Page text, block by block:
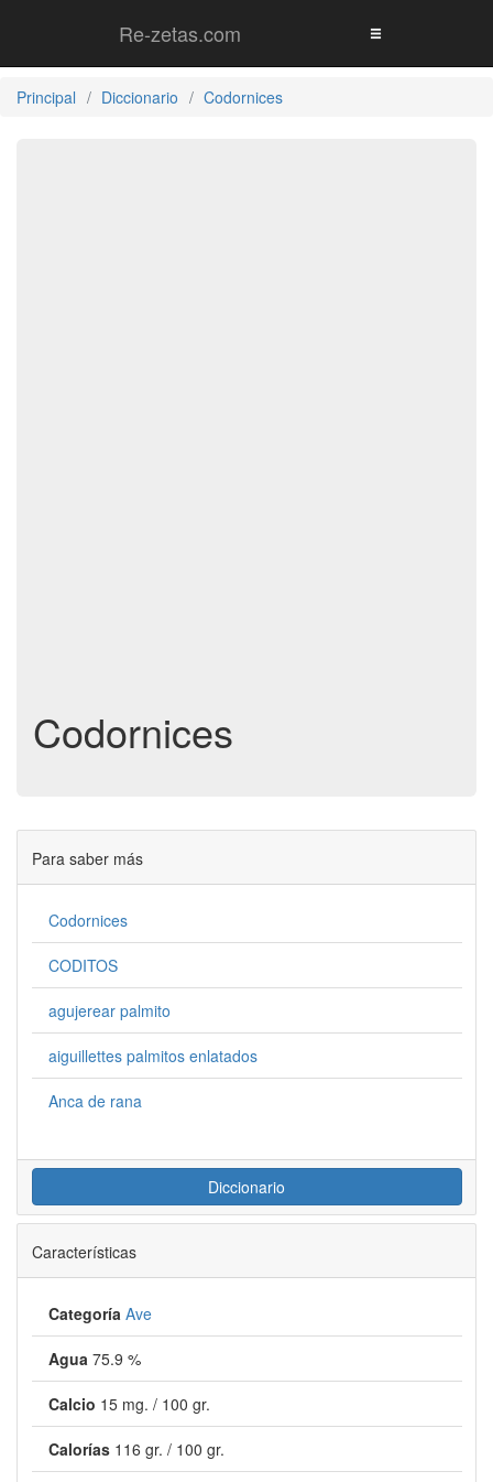
Re-zetas.com
Principal Diccionario Codornices
Codornices
Para saber más
Codornices
CODITOS
agujerear palmito
aiguillettes palmitos enlatados
Anca de rana
Diccionario
Características
Categoría Ave
Agua 75.9 %
Calcio 15 mg. / 100 gr.
Calorías 116 gr. / 100 gr.